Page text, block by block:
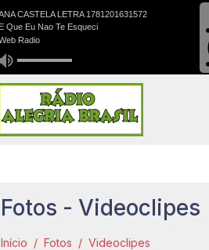
Fotos - Videoclipes
Início Fotos Videoclipes